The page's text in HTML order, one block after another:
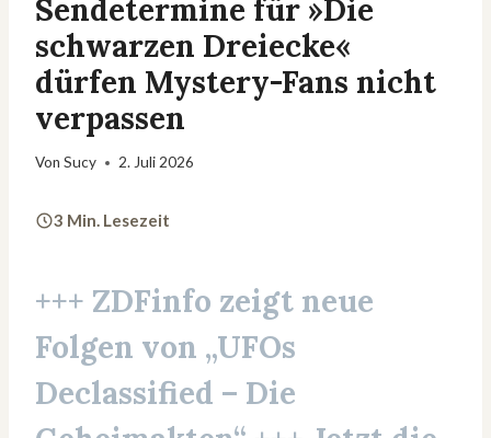
Sendetermine für »Die
schwarzen Dreiecke«
dürfen Mystery-Fans nicht
verpassen
Von Sucy 2. Juli 2026
3 Min. Lesezeit
+++ ZDFinfo zeigt neue
Folgen von „UFOs
Declassified – Die